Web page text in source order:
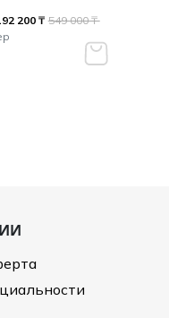
200 ₸ 549 000 ₸